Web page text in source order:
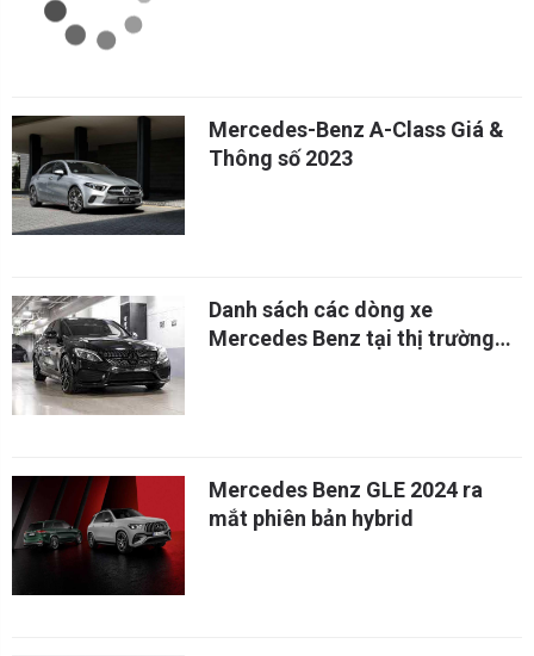
Mercedes-Benz A-Class Giá &
Thông số 2023
Danh sách các dòng xe
Mercedes Benz tại thị trường
Mercedes Benz GLE 2024 ra
mắt phiên bản hybrid